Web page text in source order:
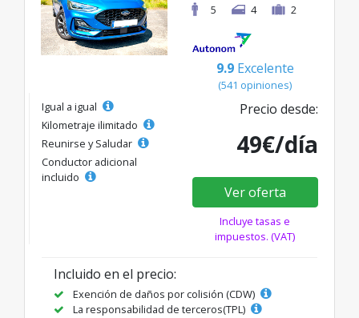
5
4 2
9.9 Excelente
(541 opiniones)
Igual a igual
Kilometraje ilimitado
Reunirse y Saludar
Conductor adicional
incluido
Precio desde:
49€/día
Ver oferta
Incluye tasas e
impuestos. (VAT)
Incluido en el precio:
Exención de daños por colisión (CDW)
La responsabilidad de terceros(TPL)